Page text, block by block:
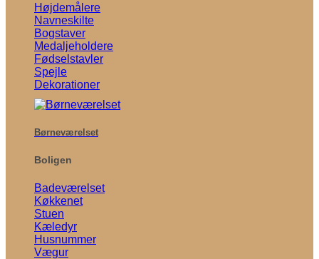
Højdemålere
Navneskilte
Bogstaver
Medaljeholdere
Fødselstavler
Spejle
Dekorationer
Børneværelset
Boligen
Badeværelset
Køkkenet
Stuen
Kæledyr
Husnummer
Vægur